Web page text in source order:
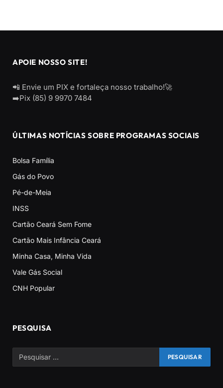
APOIE NOSSO SITE!
📲 Envie um PIX e fortaleça nosso trabalho!🚀
➡️Pix (85) 9 9970 7484
ÚLTIMAS NOTÍCIAS SOBRE PROGRAMAS SOCIAIS
Bolsa Família
Gás do Povo
Pé-de-Meia
INSS
Cartão Ceará Sem Fome
Cartão Mais Infância Ceará
Minha Casa, Minha Vida
Vale Gás Social
CNH Popular
PESQUISA